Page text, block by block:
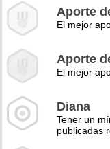
Aporte
El mejor
Aporte
El mejor
Diana
Tener un
publicadas